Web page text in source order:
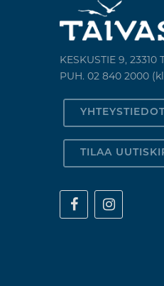
KESKUSTIE 9, 23310
PUH. 02 840 2000
TILAA